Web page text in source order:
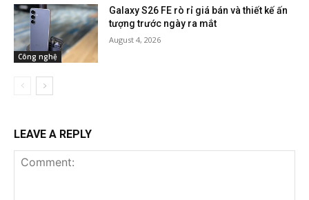
Công nghệ
Galaxy S26 FE rò rỉ giá bán và thiết kế ấn
tượng trước ngày ra mắt
August 4, 2026
LEAVE A REPLY